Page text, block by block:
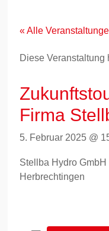
springen
« Alle
Diese Veranstaltung
Firma
5. Februar 2025 @
Stellba Hydro
Herbrechtingen